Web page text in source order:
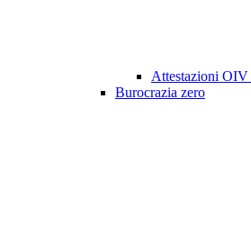
Attestazioni OIV
Burocrazia zero